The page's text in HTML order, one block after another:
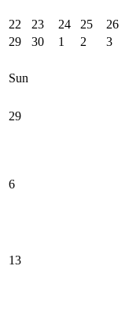
22 23 24 25 26
29
30 1 2 3
Sun
29
6
13